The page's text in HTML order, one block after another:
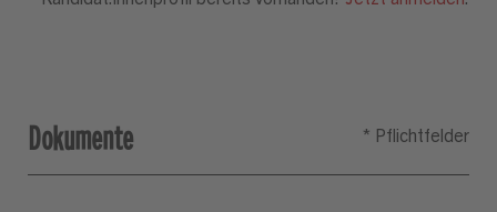
Dokumente